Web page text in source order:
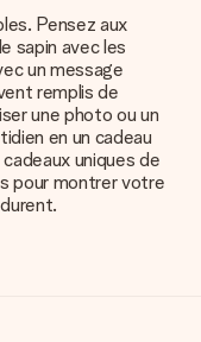
. Pensez aux
sapin avec les
un message
remplis de
une photo ou un
en un cadeau
uniques de
pour montrer votre